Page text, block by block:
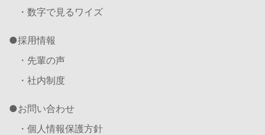
・数字で見るワイズ
採用情報
・先輩の声
・社内制度
お問い合わせ
・個人情報保護方針